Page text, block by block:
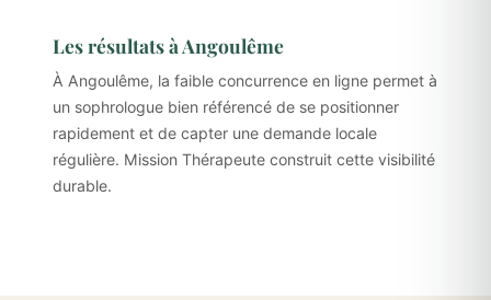
Les résultats à Angoulême
À Angoulême, la faible concurrence en ligne permet à
un sophrologue bien référencé de se positionner
rapidement et de capter une demande locale
régulière. Mission Thérapeute construit cette visibilité
durable.